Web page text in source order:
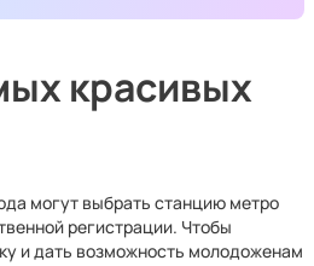
красивых
могут выбрать станцию метро
регистрации. Чтобы
и дать возможность молодоженам